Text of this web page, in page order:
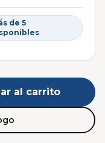
de 5
al carrito